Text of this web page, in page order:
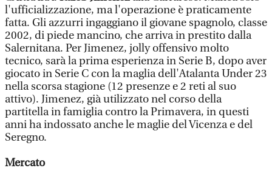
l'ufficializzazione, ma l'operazione è praticamente
fatta. Gli azzurri ingaggiano il giovane spagnolo, classe
2002, di piede mancino, che arriva in prestito dalla
Salernitana. Per Jimenez, jolly offensivo molto
tecnico, sarà la prima esperienza in Serie B, dopo aver
giocato in Serie C con la maglia dell'Atalanta Under 23
nella scorsa stagione (12 presenze e 2 reti al suo
attivo). Jimenez, già utilizzato nel corso della
partitella in famiglia contro la Primavera, in questi
anni ha indossato anche le maglie del Vicenza e del
Seregno.
Mercato